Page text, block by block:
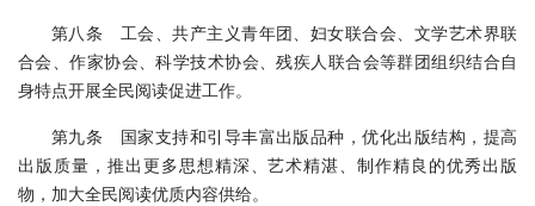
第八条 工会、共产主义青年团、妇女联合会、文学艺术界联
合会、作家协会、科学技术协会、残疾人联合会等群团组织结合自
身特点开展全民阅读促进工作。
第九条 国家支持和引导丰富出版品种，优化出版结构，提高
出版质量，推出更多思想精深、艺术精湛、制作精良的优秀出版
物，加大全民阅读优质内容供给。